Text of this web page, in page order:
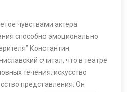
чувствами актера
способно эмоционально
Константин
считал, что в театре
течения: искусство
представления. Он